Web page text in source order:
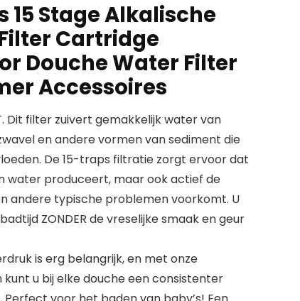
15 Stage Alkalische
Cartridge
Douche Water Filter
Accessoires
Dit filter zuivert gemakkelijk water van
en andere vormen van sediment die
De 15-traps filtratie zorgt ervoor dat
water produceert, maar ook actief de
andere typische problemen voorkomt. U
ZONDER de vreselijke smaak en geur
is erg belangrijk, en met onze
u bij elke douche een consistenter